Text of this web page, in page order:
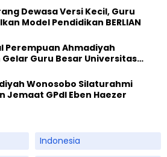
Dewasa Versi Kecil, Guru
Model Pendidikan BERLIAN
Perempuan Ahmadiyah
Gelar Guru Besar Universitas
Wonosobo Silaturahmi
Jemaat GPdI Eben Haezer
Indonesia